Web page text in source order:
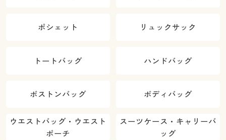
ポシェット リュックサック
トートバッグ ハンドバッグ
ボストンバッグ ボディバッグ
ウエストバッグ・ウエスト
ポーチ
スーツケース・キャリーバ
ッグ